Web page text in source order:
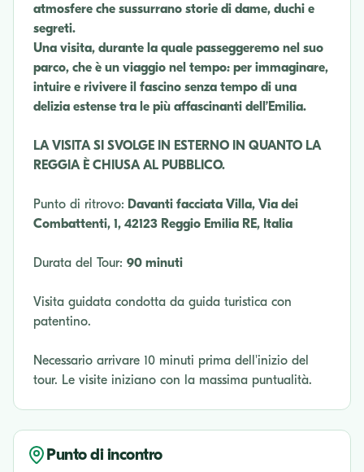
atmosfere che sussurrano storie di dame, duchi e
segreti.
Una visita, durante la quale passeggeremo nel suo
parco, che è un viaggio nel tempo: per immaginare,
intuire e rivivere il fascino senza tempo di una
delizia estense tra le più affascinanti dell’Emilia.
LA VISITA SI SVOLGE IN ESTERNO IN QUANTO LA
REGGIA È CHIUSA AL PUBBLICO.
Punto di ritrovo: Davanti facciata Villa, Via dei
Combattenti, 1, 42123 Reggio Emilia RE, Italia
Durata del Tour: 90 minuti
Visita guidata condotta da guida turistica con
patentino.
Necessario arrivare 10 minuti prima dell'inizio del
tour. Le visite iniziano con la massima puntualità.
Punto di incontro